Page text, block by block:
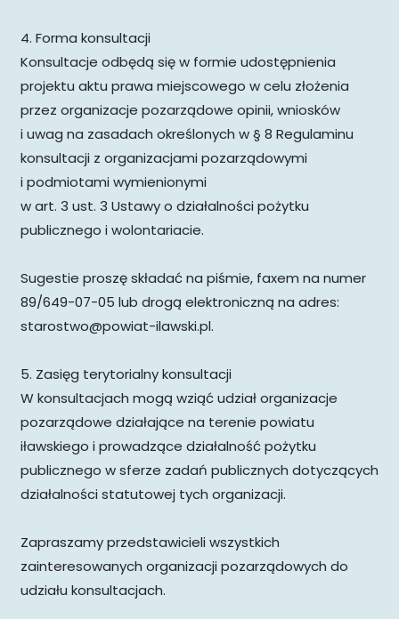
4. Forma konsultacji
Konsultacje odbędą się w formie udostępnienia
projektu aktu prawa miejscowego w celu złożenia
przez organizacje pozarządowe opinii, wniosków
i uwag na zasadach określonych w § 8 Regulaminu
konsultacji z organizacjami pozarządowymi
i podmiotami wymienionymi
w art. 3 ust. 3 Ustawy o działalności pożytku
publicznego i wolontariacie.
Sugestie proszę składać na piśmie, faxem na numer
89/649-07-05 lub drogą elektroniczną na adres:
starostwo@powiat-ilawski.pl.
5. Zasięg terytorialny konsultacji
W konsultacjach mogą wziąć udział organizacje
pozarządowe działające na terenie powiatu
iławskiego i prowadzące działalność pożytku
publicznego w sferze zadań publicznych dotyczących
działalności statutowej tych organizacji.
Zapraszamy przedstawicieli wszystkich
zainteresowanych organizacji pozarządowych do
udziału konsultacjach.